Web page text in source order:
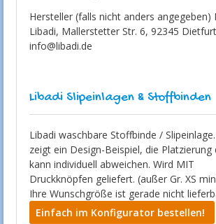
Hersteller (falls nicht anders angegeben)
Libadi, Mallerstetter Str. 6, 92345
info@libadi.de
Libadi Slipeinlagen & Stoffbinden
Libadi waschbare Stoffbinde /
zeigt ein Design-Beispiel, die
kann individuell abweichen. Wird MIT
Druckknöpfen geliefert. (außer Gr. XS
Ihre Wunschgröße ist gerade nicht
Einfach im Konfigurator bestellen!